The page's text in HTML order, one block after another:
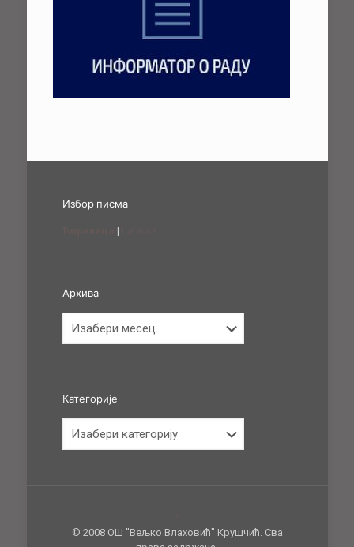
Избор писма
|
Архива
Категорије
© 2008 ОШ ''Вељко Влаховић'' Крушчић. Сва